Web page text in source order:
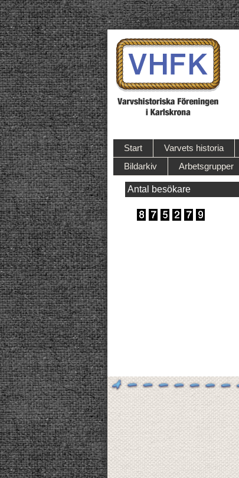
Start Varvets historia
Bildarkiv
Arbetsgrupper
Antal besökare